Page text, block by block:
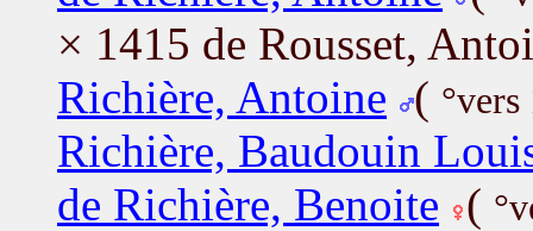
× 1415 de Rousset,
Richière, Antoine (
Richière, Baudouin
de Richière, Benoite (